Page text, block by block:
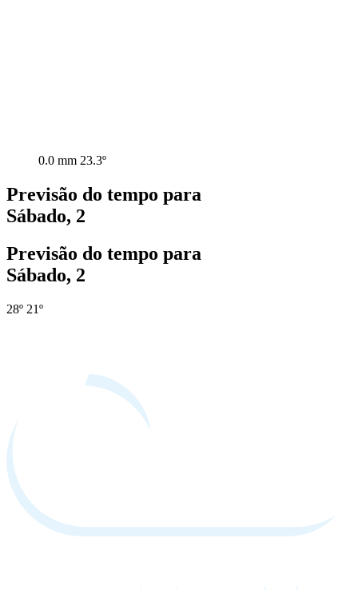
0.0 mm 23.3º
Previsão do tempo para
Sábado, 2
Previsão do tempo para
Sábado, 2
28º 21º